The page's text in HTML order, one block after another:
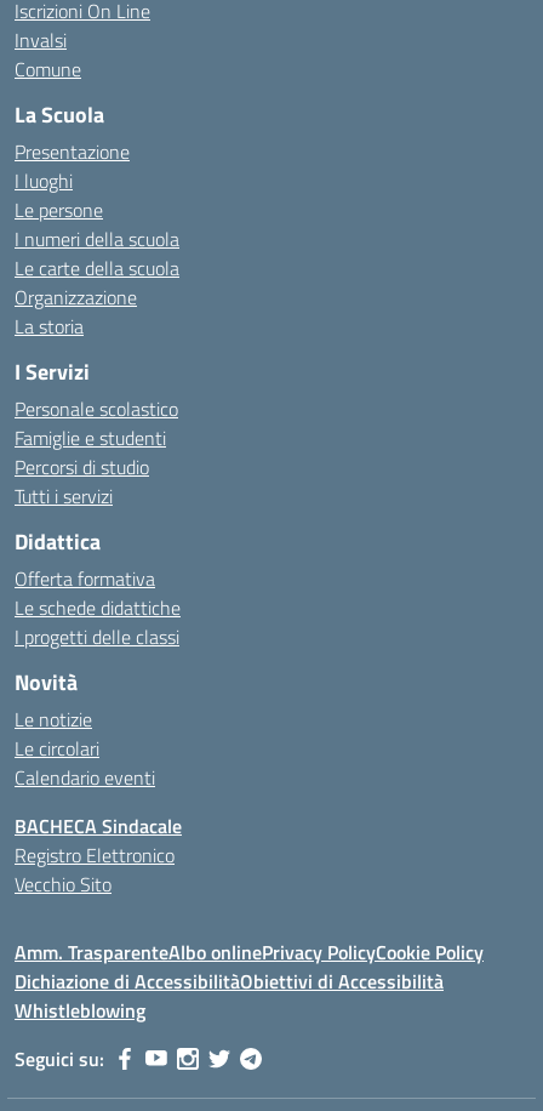
Iscrizioni On Line
Invalsi
Comune
La Scuola
Presentazione
I luoghi
Le persone
I numeri della scuola
Le carte della scuola
Organizzazione
La storia
I Servizi
Personale scolastico
Famiglie e studenti
Percorsi di studio
Tutti i servizi
Didattica
Offerta formativa
Le schede didattiche
I progetti delle classi
Novità
Le notizie
Le circolari
Calendario eventi
BACHECA Sindacale
Registro Elettronico
Vecchio Sito
Amm. TrasparenteAlbo onlinePrivacy PolicyCookie Policy
Dichiazione di AccessibilitàObiettivi di Accessibilità
Whistleblowing
Seguici su: